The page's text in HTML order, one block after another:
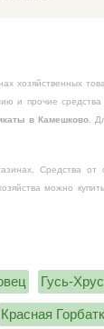
хозяйственных
и прочие
в Камешково .
Средства от
можно
Гусь-
Красная